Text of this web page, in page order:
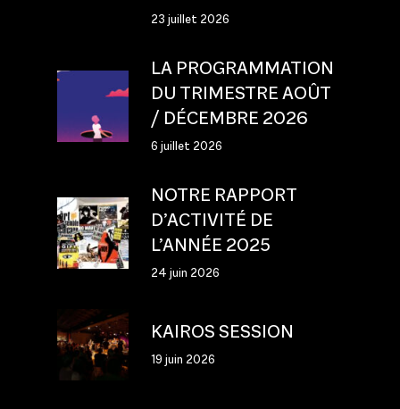
23 juillet 2026
LA PROGRAMMATION
DU TRIMESTRE AOÛT
/ DÉCEMBRE 2026
6 juillet 2026
NOTRE RAPPORT
D’ACTIVITÉ DE
L’ANNÉE 2025
24 juin 2026
KAIROS SESSION
19 juin 2026